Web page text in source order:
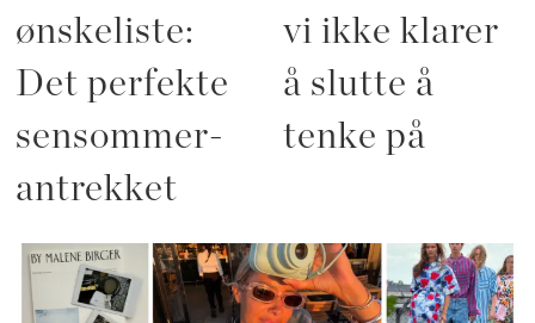
ønskeliste:
Det perfekte
sensommer-
antrekket
vi ikke klarer
å slutte å
tenke på